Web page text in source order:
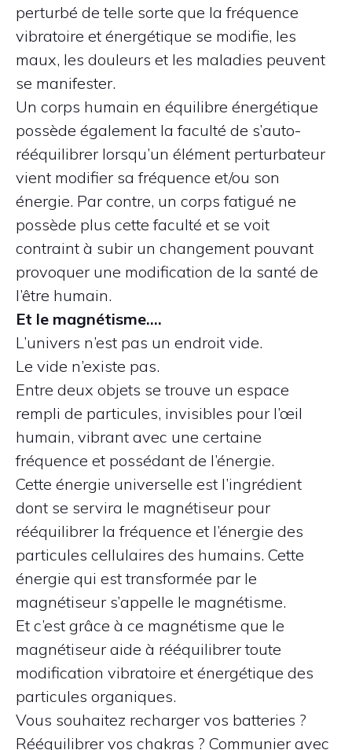
perturbé de telle sorte que la fréquence
vibratoire et énergétique se modifie, les
maux, les douleurs et les maladies peuvent
se manifester.
Un corps humain en équilibre énergétique
possède également la faculté de s’auto-
rééquilibrer lorsqu’un élément perturbateur
vient modifier sa fréquence et/ou son
énergie. Par contre, un corps fatigué ne
possède plus cette faculté et se voit
contraint à subir un changement pouvant
provoquer une modification de la santé de
l’être humain.
Et le magnétisme….
L’univers n’est pas un endroit vide.
Le vide n’existe pas.
Entre deux objets se trouve un espace
rempli de particules, invisibles pour l’œil
humain, vibrant avec une certaine
fréquence et possédant de l’énergie.
Cette énergie universelle est l’ingrédient
dont se servira le magnétiseur pour
rééquilibrer la fréquence et l’énergie des
particules cellulaires des humains. Cette
énergie qui est transformée par le
magnétiseur s’appelle le magnétisme.
Et c’est grâce à ce magnétisme que le
magnétiseur aide à rééquilibrer toute
modification vibratoire et énergétique des
particules organiques.
Vous souhaitez recharger vos batteries ?
Rééquilibrer vos chakras ? Communier avec